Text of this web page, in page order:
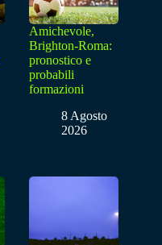
Amichevole,
Brighton-Roma:
pronostico e
probabili
formazioni
8 Agosto
2026